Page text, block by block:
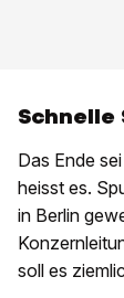
Schnelle
Das Ende
heisst es.
in Berlin
soll es